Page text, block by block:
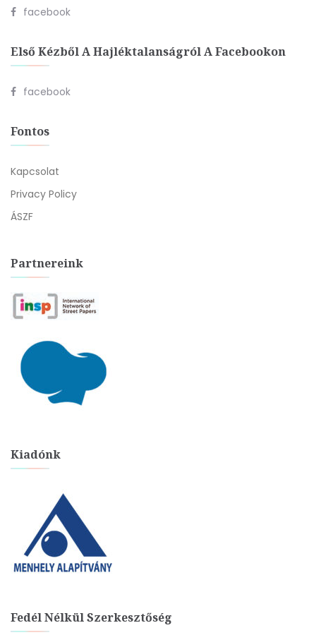
facebook
Első Kézből A Hajléktalanságról A Facebookon
facebook
Fontos
Kapcsolat
Privacy Policy
ÁSZF
Partnereink
Kiadónk
Fedél Nélkül Szerkesztőség